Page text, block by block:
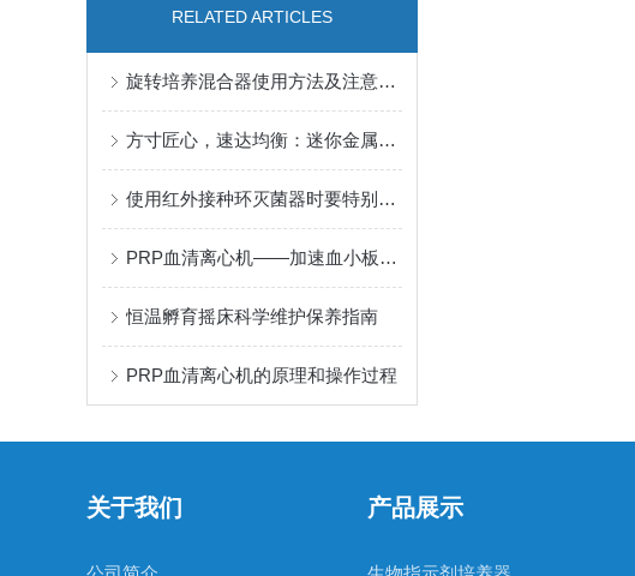
RELATED ARTICLES
旋转培养混合器使用方法及注意事项详解
方寸匠心，速达均衡：迷你金属浴的温度革命
使用红外接种环灭菌器时要特别注意这些
PRP血清离心机——加速血小板富集的重要设备
恒温孵育摇床科学维护保养指南
PRP血清离心机的原理和操作过程
关于我们 产品展示